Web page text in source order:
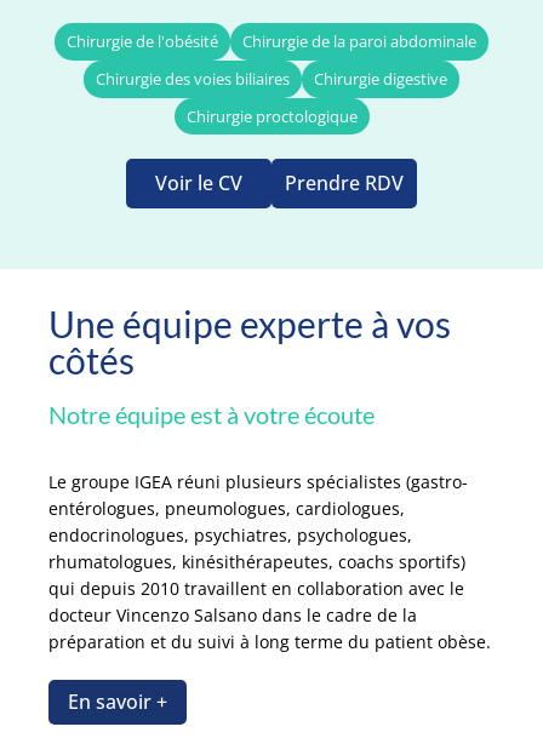
Chirurgie de l'obésité
Chirurgie de la paroi abdominale
Chirurgie des voies biliaires
Chirurgie digestive
Chirurgie proctologique
Voir le CV Prendre RDV
Une équipe experte à vos
côtés
Notre équipe est à votre écoute
Le groupe IGEA réuni plusieurs spécialistes (gastro-
entérologues, pneumologues, cardiologues,
endocrinologues, psychiatres, psychologues,
rhumatologues, kinésithérapeutes, coachs sportifs)
qui depuis 2010 travaillent en collaboration avec le
docteur Vincenzo Salsano dans le cadre de la
préparation et du suivi à long terme du patient obèse.
En savoir +